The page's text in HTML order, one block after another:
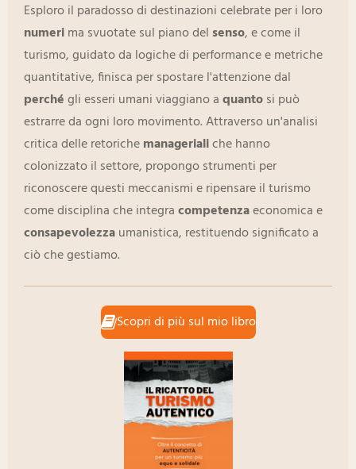
Esploro il paradosso di destinazioni celebrate per i loro
numerima svuotate sul piano del senso, e come il
turismo, guidato da logiche di performance e metriche
quantitative, finisca per spostare l'attenzione dal
perchégli esseri umani viaggiano aquantosi può
estrarre da ogni loro movimento. Attraverso un'analisi
critica delle retorichemanagerialiche hanno
colonizzato il settore, propongo strumenti per
riconoscere questi meccanismi e ripensare il turismo
come disciplina che integracompetenzaeconomica e
consapevolezzaumanistica, restituendo significato a
ciò che gestiamo.
Scopri di più sul mio libro